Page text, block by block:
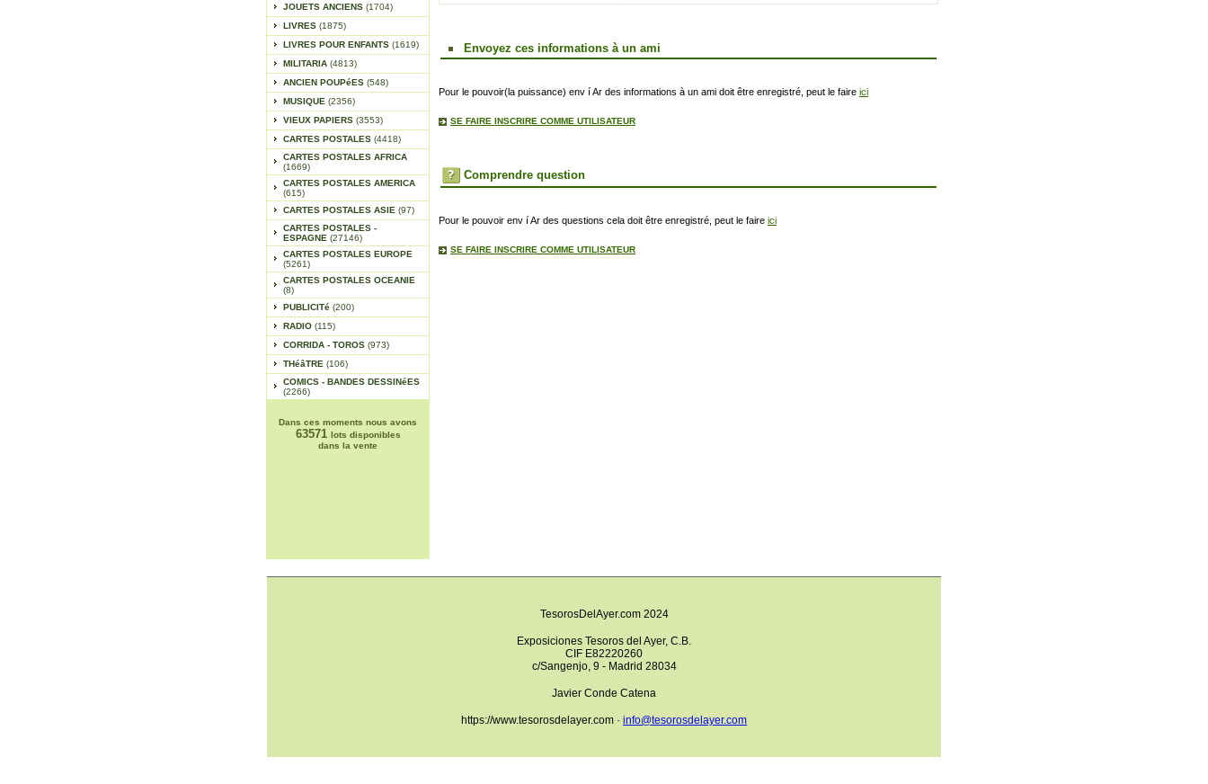
JOUETS ANCIENS (1704)
LIVRES (1875)
LIVRES POUR ENFANTS (1619)
MILITARIA (4813)
ANCIEN POUPéES (548)
MUSIQUE (2356)
VIEUX PAPIERS (3553)
CARTES POSTALES (4418)
CARTES POSTALES AFRICA
(1669)
CARTES POSTALES AMERICA
(615)
CARTES POSTALES ASIE (97)
CARTES POSTALES -
ESPAGNE (27146)
CARTES POSTALES EUROPE
(5261)
CARTES POSTALES OCEANIE
(8)
PUBLICITé (200)
RADIO (115)
CORRIDA - TOROS (973)
THéâTRE (106)
COMICS - BANDES DESSINéES
(2266)
Dans ces moments nous avons
63571 lots disponibles
dans la vente
Envoyez ces informations à un ami
Pour le pouvoir(la puissance) env í Ar des informations à un ami doit être enregistré, peut le faire ici
SE FAIRE INSCRIRE COMME UTILISATEUR
Comprendre question
Pour le pouvoir env í Ar des questions cela doit être enregistré, peut le faire ici
SE FAIRE INSCRIRE COMME UTILISATEUR
TesorosDelAyer.com 2024
Exposiciones Tesoros del Ayer, C.B.
CIF E82220260
c/Sangenjo, 9 - Madrid 28034
Javier Conde Catena
https://www.tesorosdelayer.com · info@tesorosdelayer.com